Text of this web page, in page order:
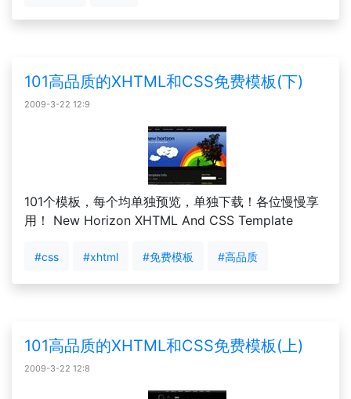
101高品质的XHTML和CSS免费模板(下)
2009-3-22 12:9
101个模板，每个均单独预览，单独下载！各位慢慢享
用！ New Horizon XHTML And CSS Template
#css #xhtml #免费模板 #高品质
101高品质的XHTML和CSS免费模板(上)
2009-3-22 12:8